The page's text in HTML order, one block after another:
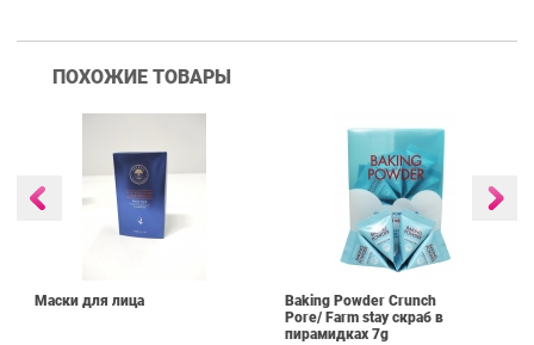
ПОХОЖИЕ ТОВАРЫ
Маски для лица
Baking Powder Crunch
Pore/ Farm stay скраб в
пирамидках 7g